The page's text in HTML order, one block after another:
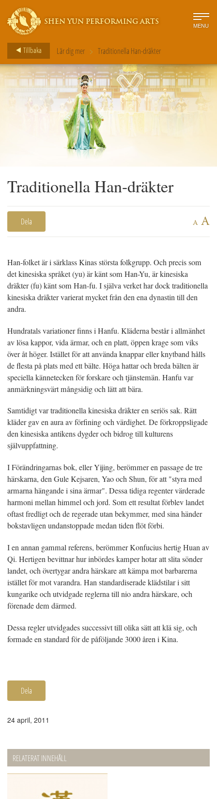
SHEN YUN PERFORMING ARTS MENU
Tillbaka Lär dig mer > Traditionella Han-dräkter
Traditionella Han-dräkter
Dela A A
Han-folket är i särklass Kinas största folkgrupp. Och precis som
det kinesiska språket (yu) är känt som Han-Yu, är kinesiska
dräkter (fu) känt som Han-fu. I själva verket har dock traditionella
kinesiska dräkter varierat mycket från den ena dynastin till den
andra.
Hundratals variationer finns i Hanfu. Kläderna består i allmänhet
av lösa kappor, vida ärmar, och en platt, öppen krage som viks
över åt höger. Istället för att använda knappar eller knytband hålls
de flesta på plats med ett bälte. Höga hattar och breda bälten är
speciella kännetecken för forskare och tjänstemän. Hanfu var
anmärkningsvärt mångsidig och lätt att bära.
Samtidigt var traditionella kinesiska dräkter en seriös sak. Rätt
kläder gav en aura av förfining och värdighet. De förkroppsligade
den kinesiska antikens dygder och bidrog till kulturens
självuppfattning.
I Förändringarnas bok, eller Yijing, berömmer en passage de tre
härskarna, den Gule Kejsaren, Yao och Shun, för att "styra med
armarna hängande i sina ärmar". Dessa tidiga regenter värderade
harmoni mellan himmel och jord. Som ett resultat förblev landet
oftast fredligt och de regerade utan bekymmer, med sina händer
bokstavligen undanstoppade medan tiden flöt förbi.
I en annan gammal referens, berömmer Konfucius hertig Huan av
Qi. Hertigen bevittnar hur inbördes kamper hotar att slita sönder
landet, och övertygar andra härskare att kämpa mot barbarerna
istället för mot varandra. Han standardiserade klädstilar i sitt
kungarike och utvidgade reglerna till nio andra härskare, och
förenade dem därmed.
Dessa regler utvidgades successivt till olika sätt att klä sig, och
formade en standard för de påföljande 3000 åren i Kina.
Dela
24 april, 2011
RELATERAT INNEHÅLL